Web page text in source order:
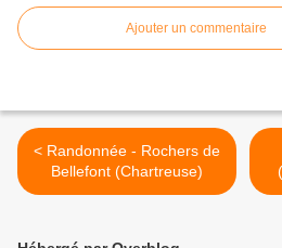
Ajouter un commentaire
< Randonnée - Rochers de
Bellefont (Chartreuse)